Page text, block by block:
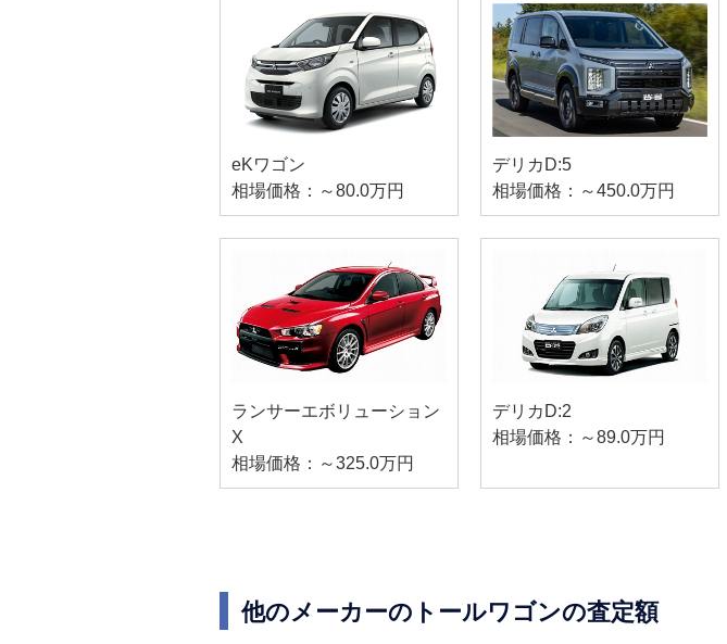
eKワゴン
相場価格：～80.0万円
デリカD:5
相場価格：～450.0万円
ランサーエボリューション
X
相場価格：～325.0万円
デリカD:2
相場価格：～89.0万円
他のメーカーのトールワゴンの査定額